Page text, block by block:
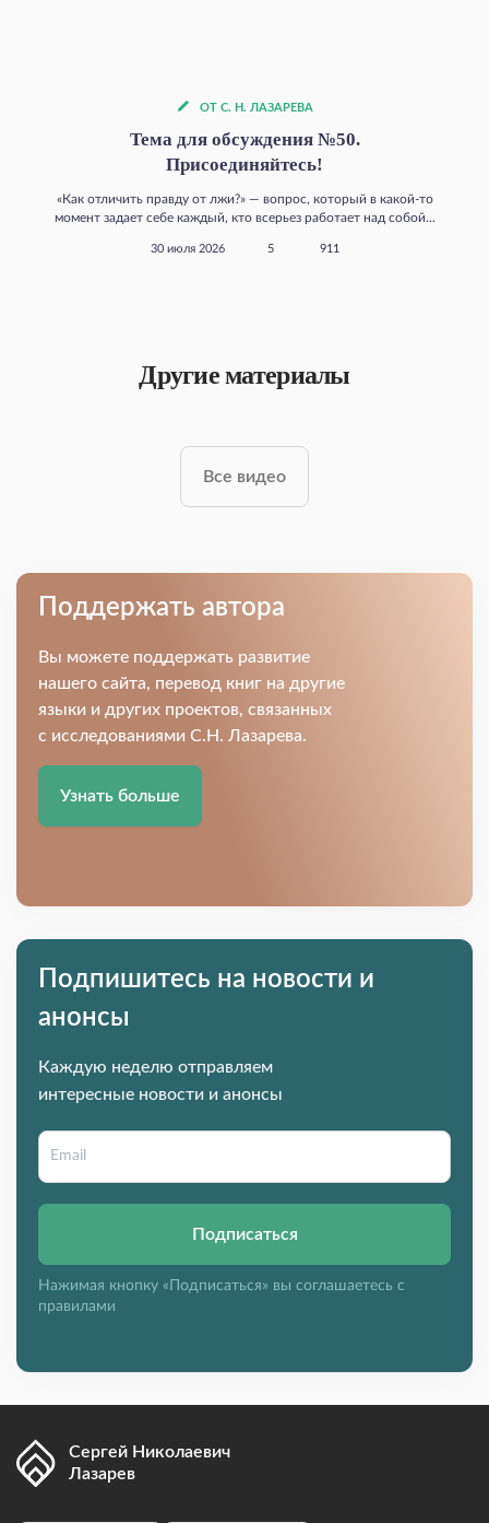
ОТ С. Н. ЛАЗАРЕВА
Тема для обсуждения №50.
Присоединяйтесь!
«Как отличить правду от лжи?» — вопрос, который в какой‑то
момент задает себе каждый, кто всерьез работает над собой...
30 июля 2026 5 911
Другие материалы
Все видео
Поддержать автора
Вы можете поддержать развитие
нашего сайта, перевод книг на другие
языки и других проектов, связанных
с исследованиями С.Н. Лазарева.
Узнать больше
Подпишитесь на новости и
анонсы
Каждую неделю отправляем
интересные новости и анонсы
Подписаться
Нажимая кнопку «Подписаться» вы соглашаетесь с
правилами
Сергей Николаевич
Лазарев